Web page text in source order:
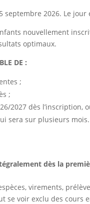
2026. Le jour
nouvellement
optimaux.
DE :
;
;
2027 dès l’inscription,
sera sur plusieurs mois.
dès la
virements,
se voir exclu des cours